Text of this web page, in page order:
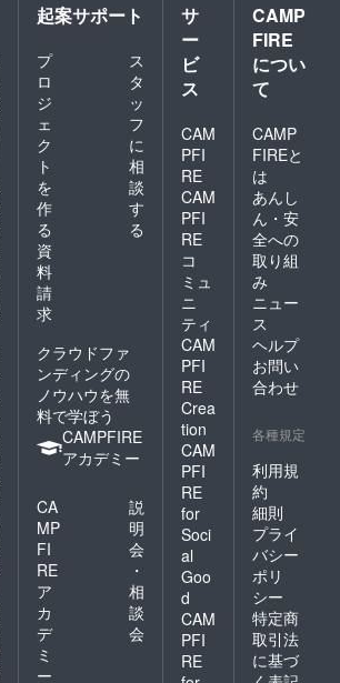
起案サポート
プ
ロ
ジ
ェ
ク
ト
を
作
る
ス
タ
ッ
フ
に
相
談
す
る
資
料
請
求
クラウドファ
ンディングの
ノウハウを無
料で学ぼう
CAMPFIRE
アカデミー
CA
MP
FI
RE
ア
カ
デ
ミ
ー
説
明
会
・
相
談
会
サ
ー
ビ
ス
CAM
PFI
RE
CAM
PFI
RE
コ
ミュ
ニ
ティ
CAM
PFI
RE
Crea
tion
CAM
PFI
RE
for
Soci
al
Goo
d
CAM
PFI
RE
CAMP
FIRE
につい
て
CAMP
FIREと
は
あんし
ん・安
全への
取り組
み
ニュー
ス
ヘルプ
お問い
合わせ
各種規定
利用規
約
細則
プライ
バシー
ポリ
シー
特定商
取引法
に基づ